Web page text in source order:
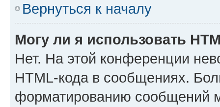
Вернуться к началу
Могу ли я использовать
Нет. На этой конференции
HTML-кода в сообщениях.
форматированию сообщений